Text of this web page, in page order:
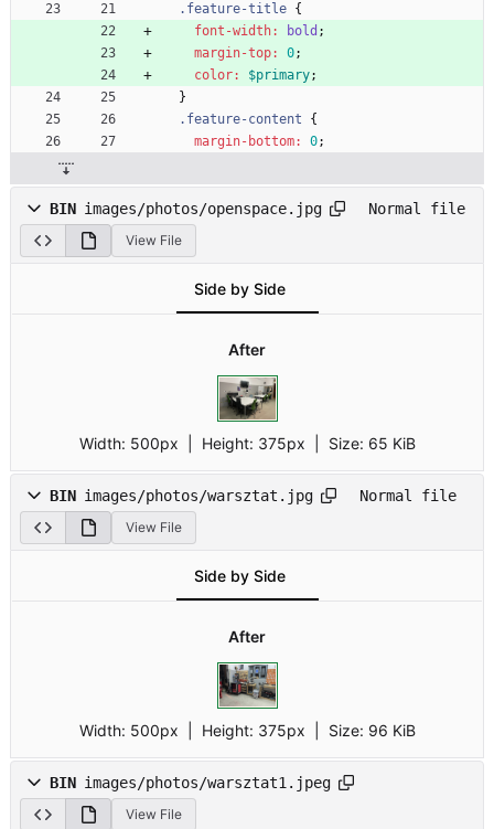
. feature-title {
font-width: bold ;
margin-top: 0;
color: $primary;
}
. feature-content
{
margin-bottom: 0;
BIN images/photos/openspace.jpg Normal file
View File
Side by Side
After
Width: 500px | Height: 375px Size: 65 KiB
BIN images/photos/warsztat.jpg Normal file
View File
Side by Side
After
Width: 500px | Height: 375px Size: 96 KiB
BIN images/photos/warsztat1.jpeg
View File